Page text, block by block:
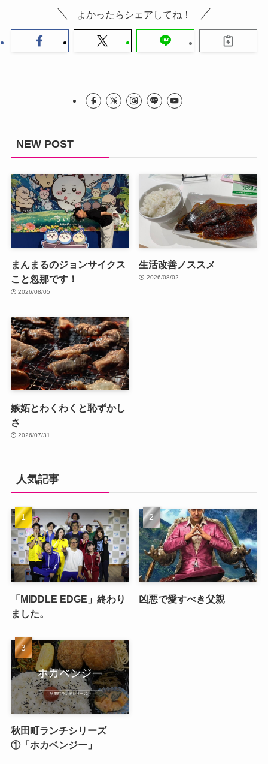
よかったらシェアしてね！
NEW POST
まんまるのジョンサイクス
こと忽那です！
2026/08/05
生活改善ノススメ
2026/08/02
嫉妬とわくわくと恥ずかし
さ
2026/07/31
人気記事
「MIDDLE EDGE」終わり
ました。
凶悪で愛すべき父親
秋田町ランチシリーズ
①「ホカベンジー」